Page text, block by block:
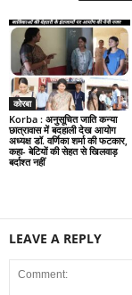
कोरबा
Korba : अनुसूचित जाति कन्या
छात्रावास में बदहाली देख आयोग
अध्यक्ष डॉ. वर्णिका शर्मा की फटकार,
कहा- बेटियों की सेहत से खिलवाड़
बर्दाश्त नहीं
LEAVE A REPLY